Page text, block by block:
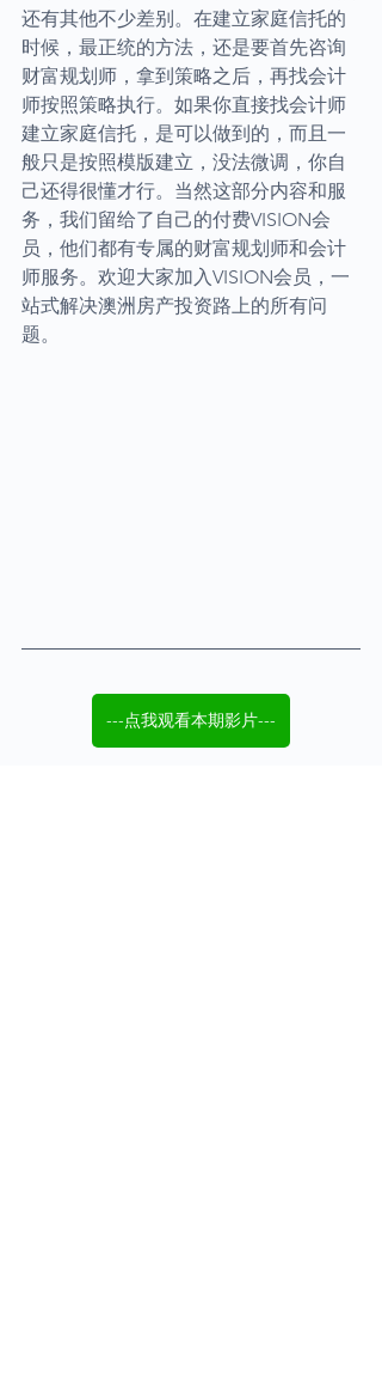
还有其他不少差别。在建立家庭信托的
时候，最正统的方法，还是要首先咨询
财富规划师，拿到策略之后，再找会计
师按照策略执行。如果你直接找会计师
建立家庭信托，是可以做到的，而且一
般只是按照模版建立，没法微调，你自
己还得很懂才行。当然这部分内容和服
务，我们留给了自己的付费VISION会
员，他们都有专属的财富规划师和会计
师服务。欢迎大家加入VISION会员，一
站式解决澳洲房产投资路上的所有问
题。
---点我观看本期影片---